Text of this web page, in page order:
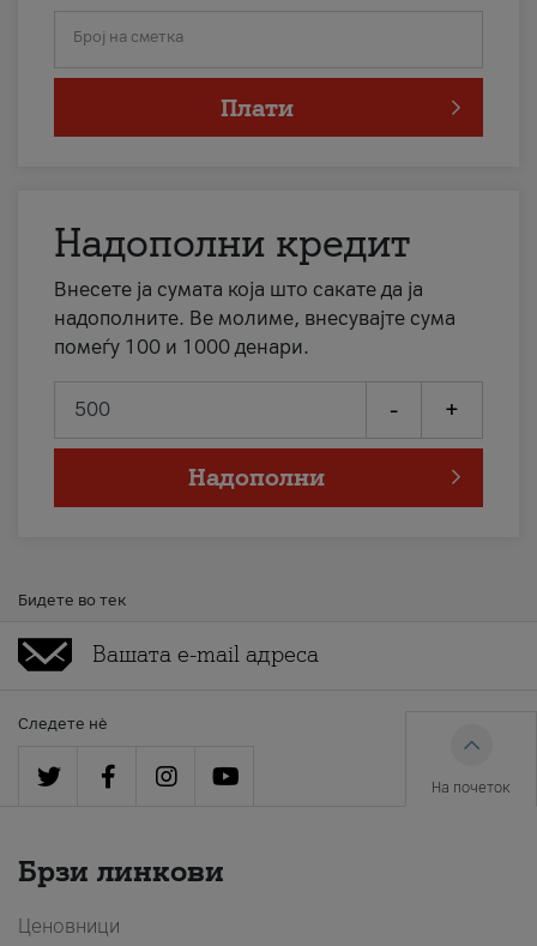
Број на сметка
Плати
Надополни кредит
Внесете ја сумата која што сакате да ја
надополните. Ве молиме, внесувајте сума
помеѓу 100 и 1000 денари.
- +
Надополни
Бидете во тек
Следете нè
На почеток
Брзи линкови
Ценовници